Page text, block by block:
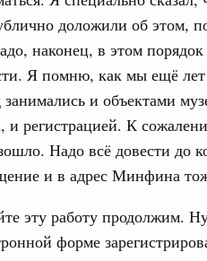
доложили об этом,
наконец, в этом порядок
Я помню, как мы ещё
занимались и объектами
и регистрацией. К
Надо всё довести до
и в адрес Минфина
эту работу продолжим.
форме